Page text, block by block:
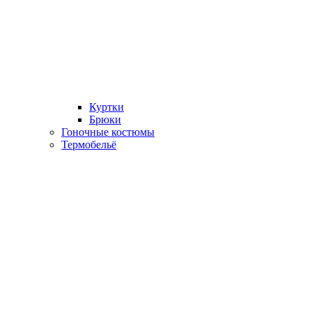
Куртки
Брюки
Гоночные костюмы
Термобельё